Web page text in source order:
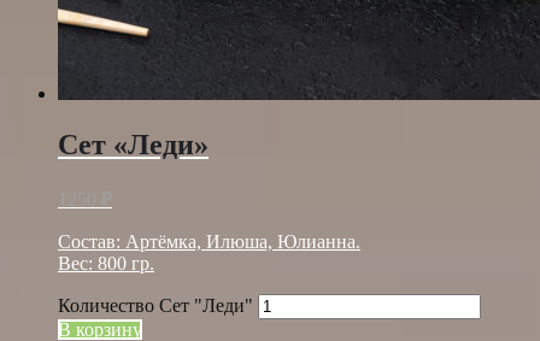
Сет «Леди»
Состав: Артёмка, Илюша, Юлианна.
Вес: 800 гр.
Количество Сет "Леди"
В корзину